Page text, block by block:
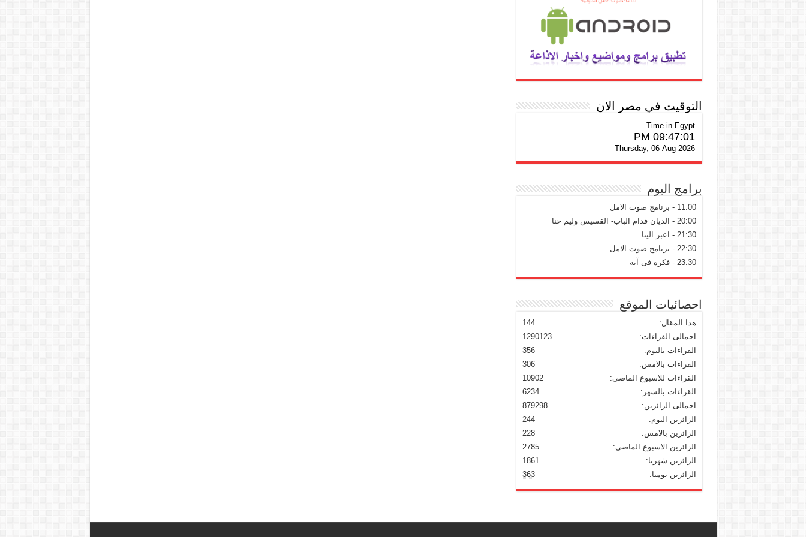
التوقيت في مصر الان
Time in Egypt
09:47:02 PM
Thursday, 06-Aug-2026
برامج اليوم
11:00 - برنامج صوت الامل
20:00 - الديان قدام الباب- القسيس وليم حنا
21:30 - اعبر الينا
22:30 - برنامج صوت الامل
23:30 - فكرة فى آية
احصائيات الموقع
144
هذا المقال:
1290123
اجمالى القراءات:
356
القراءات باليوم:
306
القراءات بالامس:
10902
القراءات للاسبوع الماضى:
6234
القراءات بالشهر:
879298
اجمالى الزائرين:
244
الزائرين اليوم:
228
الزائرين بالامس:
2785
الزائرين الاسبوع الماضى:
1861
الزائرين شهريا:
363
الزائرين يوميا: